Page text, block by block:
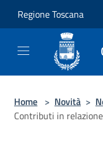
Regione Toscana
Home > Novità >
Contributi in